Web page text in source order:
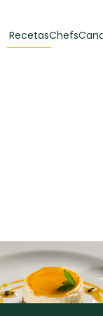
Recetas
CARNE
60 min
Chefs